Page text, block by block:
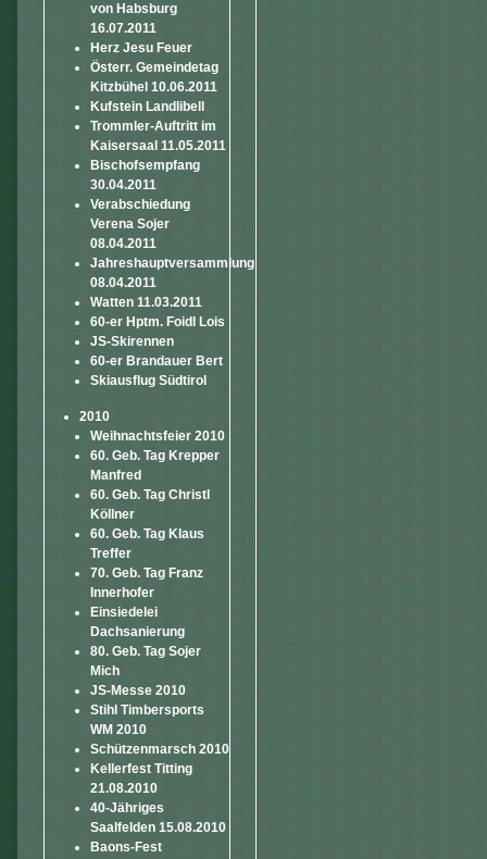
von Habsburg
16.07.2011
Herz Jesu Feuer
Österr. Gemeindetag
Kitzbühel 10.06.2011
Kufstein Landlibell
Trommler-Auftritt im
Kaisersaal 11.05.2011
Bischofsempfang
30.04.2011
Verabschiedung
Verena Sojer
08.04.2011
Jahreshauptversammlung
08.04.2011
Watten 11.03.2011
60-er Hptm. Foidl Lois
JS-Skirennen
60-er Brandauer Bert
Skiausflug Südtirol
2010
Weihnachtsfeier 2010
60. Geb. Tag Krepper
Manfred
60. Geb. Tag Christl
Köllner
60. Geb. Tag Klaus
Treffer
70. Geb. Tag Franz
Innerhofer
Einsiedelei
Dachsanierung
80. Geb. Tag Sojer
Mich
JS-Messe 2010
Stihl Timbersports
WM 2010
Schützenmarsch 2010
Kellerfest Titting
21.08.2010
40-Jähriges
Saalfelden 15.08.2010
Baons-Fest